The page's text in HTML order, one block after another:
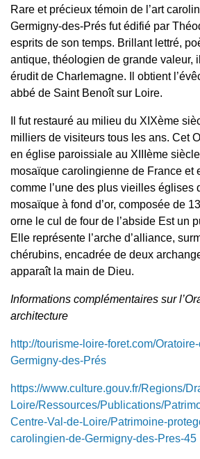
Rare et précieux témoin de l’art
Germigny-des-Prés fut édifié par
esprits de son temps. Brillant lettré,
antique, théologien de grande valeur,
érudit de Charlemagne. Il obtient
abbé de Saint Benoît sur Loire.
Il fut restauré au milieu du XIXème
milliers de visiteurs tous les ans. Cet
en église paroissiale au XIIIème
mosaïque carolingienne de France et
comme l’une des plus vieilles églises
mosaïque à fond d’or, composée de
orne le cul de four de l’abside Est un
Elle représente l’arche d’alliance,
chérubins, encadrée de deux
apparaît la main de Dieu.
Informations complémentaires sur
architecture
http://tourisme-loire-foret.com/
Germigny-des-Prés
https://www.culture.gouv.fr/Regions/
Loire/Ressources/Publications/
Centre-Val-de-Loire/Patrimoine-
carolingien-de-Germigny-des-Pres-45